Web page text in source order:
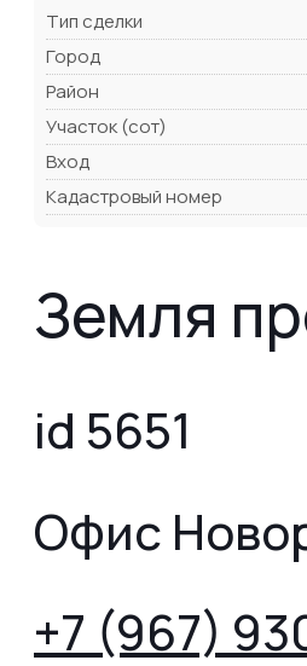
Тип сделки
Город
Район
Участок (сот)
Вход
Кадастровый номер
Земля
id 5651
Офис
+7 (967)